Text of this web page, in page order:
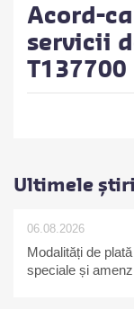
Acord-
servicii
T137700
Ultimele știri
06.08.2026
Modalități de
speciale și